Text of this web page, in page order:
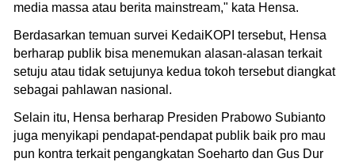
media massa atau berita mainstream," kata Hensa.
Berdasarkan temuan survei KedaiKOPI tersebut, Hensa
berharap publik bisa menemukan alasan-alasan terkait
setuju atau tidak setujunya kedua tokoh tersebut diangkat
sebagai pahlawan nasional.
Selain itu, Hensa berharap Presiden Prabowo Subianto
juga menyikapi pendapat-pendapat publik baik pro mau
pun kontra terkait pengangkatan Soeharto dan Gus Dur